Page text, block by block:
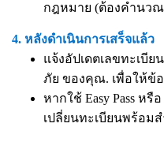
กฎหมาย (ต้องคำนว
4. หลังดำเนินการเสร็จแล้ว
แจ้งอัปเดตเลขทะเบี
ภัย ของคุณ. เพื่อให้ข้
หากใช้ Easy Pass ห
เปลี่ยนทะเบียนพร้อม